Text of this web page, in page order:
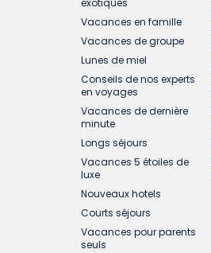
exotiques
Vacances en famille
Vacances de groupe
Lunes de miel
Conseils de nos experts
en voyages
Vacances de dernière
minute
Longs séjours
Vacances 5 étoiles de
luxe
Nouveaux hotels
Courts séjours
Vacances pour parents
seuls